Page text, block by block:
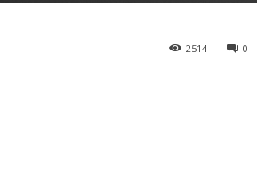
0
2514